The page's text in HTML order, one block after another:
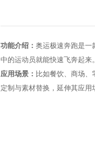
功能介绍： 奥运极速奔跑是一
中的运动员就能快速飞奔起
应用场景： 比如餐饮、商场
定制与素材替换，延伸其应用